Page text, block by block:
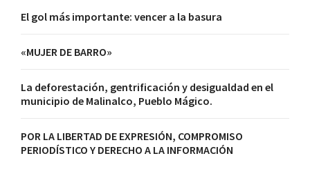
El gol más importante: vencer a la basura
«MUJER DE BARRO»
La deforestación, gentrificación y desigualdad en el
municipio de Malinalco, Pueblo Mágico.
POR LA LIBERTAD DE EXPRESIÓN, COMPROMISO
PERIODÍSTICO Y DERECHO A LA INFORMACIÓN